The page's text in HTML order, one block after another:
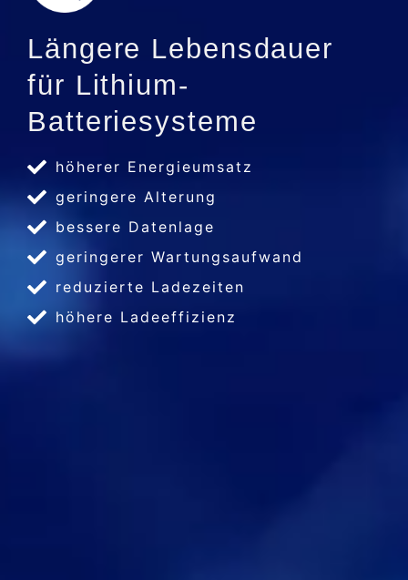
Längere Lebensdauer
für Lithium-
Batteriesysteme
höherer Energieumsatz
geringere Alterung
bessere Datenlage
geringerer Wartungsaufwand
reduzierte Ladezeiten
höhere Ladeeffizienz